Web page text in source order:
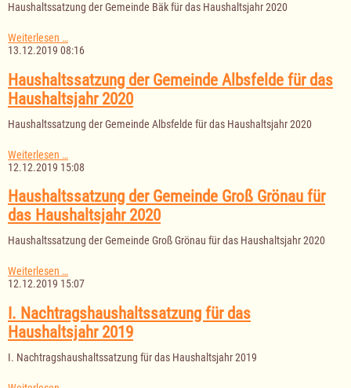
2020
Haushaltssatzung der Gemeinde Bäk für das Haushaltsjahr 2020
Weiterlesen …Haushaltssatzung
der
Bäk
für
das
2020
13.12.2019 08:16
Haushaltssatzung der Gemeinde Albsfelde für das
Haushaltsjahr 2020
Haushaltssatzung der Gemeinde Albsfelde für das Haushaltsjahr 2020
Weiterlesen …
der
Albsfelde
für
das
2020
12.12.2019 15:08
Haushaltssatzung der Gemeinde Groß Grönau für
das Haushaltsjahr 2020
Haushaltssatzung der Gemeinde Groß Grönau für das Haushaltsjahr 2020
Weiterlesen …Haushaltssatzung
der
Groß
Grönau
für
Haushaltsjahr
12.12.2019 15:07
I. Nachtragshaushaltssatzung für das
Haushaltsjahr 2019
I. Nachtragshaushaltssatzung für das Haushaltsjahr 2019